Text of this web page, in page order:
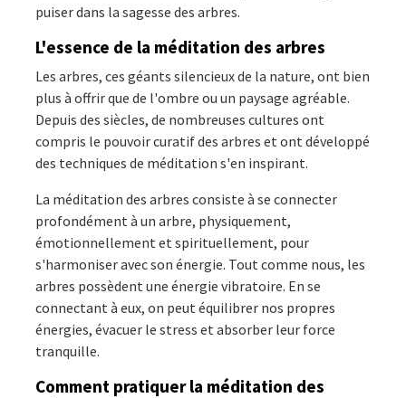
puiser dans la sagesse des arbres.
L'essence de la méditation des arbres
Les arbres, ces géants silencieux de la nature, ont bien
plus à offrir que de l'ombre ou un paysage agréable.
Depuis des siècles, de nombreuses cultures ont
compris le pouvoir curatif des arbres et ont développé
des techniques de méditation s'en inspirant.
La méditation des arbres consiste à se connecter
profondément à un arbre, physiquement,
émotionnellement et spirituellement, pour
s'harmoniser avec son énergie. Tout comme nous, les
arbres possèdent une énergie vibratoire. En se
connectant à eux, on peut équilibrer nos propres
énergies, évacuer le stress et absorber leur force
tranquille.
Comment pratiquer la méditation des